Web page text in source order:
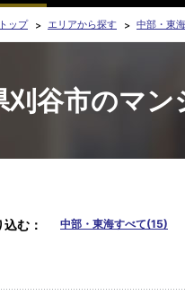
ップ エリアから探す 中部・東海
刈谷市のマン
込む 中部・東海すべて(15)